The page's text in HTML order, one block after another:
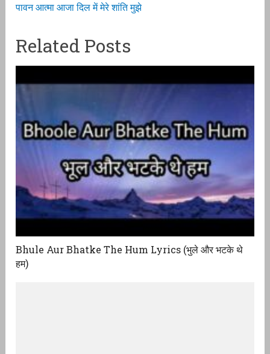
पावन आत्मा आजा दिल में मेरे शांति मुझे
Related Posts
Bhule Aur Bhatke The Hum Lyrics (भुले और भटके थे
हम)